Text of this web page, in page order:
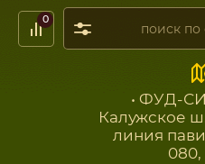
0
• ФУД-
Калужское
линия
080,